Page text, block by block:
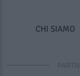
CHI SIAMO